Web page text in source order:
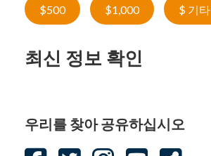
$500 $1,000 $ 기타
최신 정보 확인
우리를 찾아 공유하십시오